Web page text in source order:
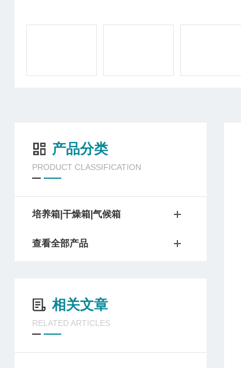
产品分类
PRODUCT CLASSIFICATION
培养箱|干燥箱|气候箱
查看全部产品
相关文章
RELATED ARTICLES